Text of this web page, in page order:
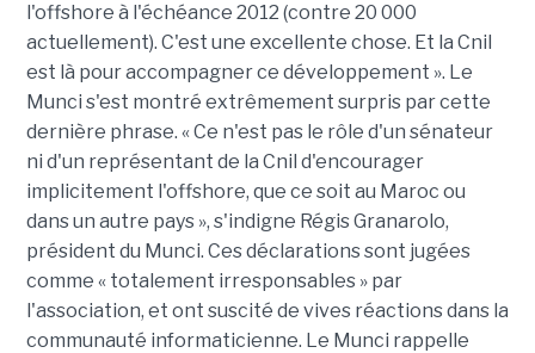
l'offshore à l'échéance 2012 (contre 20 000
actuellement). C'est une excellente chose. Et la Cnil
est là pour accompagner ce développement ». Le
Munci s'est montré extrêmement surpris par cette
dernière phrase. « Ce n'est pas le rôle d'un sénateur
ni d'un représentant de la Cnil d'encourager
implicitement l'offshore, que ce soit au Maroc ou
dans un autre pays », s'indigne Régis Granarolo,
président du Munci. Ces déclarations sont jugées
comme « totalement irresponsables » par
l'association, et ont suscité de vives réactions dans la
communauté informaticienne. Le Munci rappelle